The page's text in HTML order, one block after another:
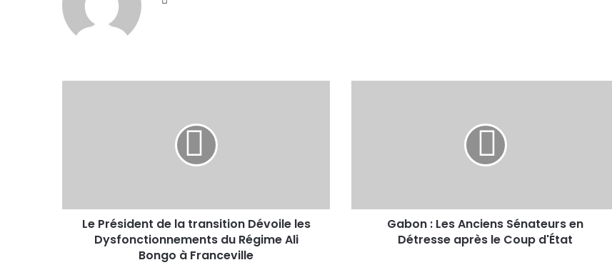
Le Président de la transition Dévoile les
Dysfonctionnements du Régime Ali
Bongo à Franceville
Gabon : Les Anciens Sénateurs en
Détresse après le Coup d'État